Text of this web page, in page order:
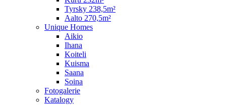
Tyrsky 238,5m²
Aalto 270,5m²
Unique Homes
Aikio
Ihana
Koiteli
Kuisma
Saana
Soina
Fotogalerie
Katalogy